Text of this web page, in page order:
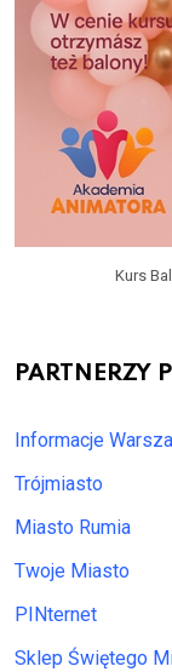
Kurs
PARTNERZY
Informacje
Trójmiasto
Miasto Rumia
Twoje Miasto
PINternet
Sklep Świętego